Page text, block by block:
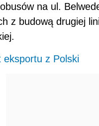
na ul.
z budową drugiej
eksportu z Polski